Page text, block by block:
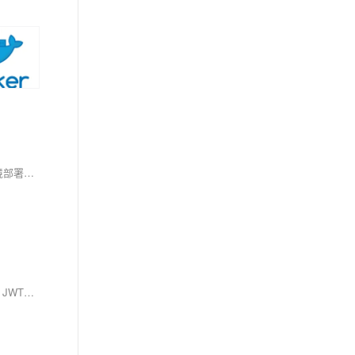
本文总结了现代 Web 开发中 Spring Boot HTTP 接口服务的常见部署模式，包括 Servlet 与 Reactive 模型、内置与外置容器、物理机 / 容器 / 云环境部署及单体与微服务架构，帮助开发者根据实际场景选择合适的方案。
本项目为一个完整的JavaWeb应用案例，采用Spring Boot 3、Vue 3、MySQL、Redis等最新技术栈，涵盖前后端分离架构设计、RESTful API开发、JWT安全认证、Docker容器化部署等内容，适合掌握企业级Web项目全流程开发与部署。